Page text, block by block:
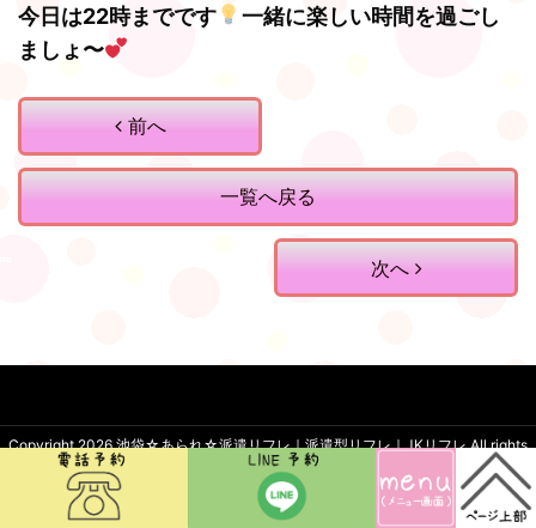
今日は22時までです
一緒に楽しい時間を過ごし
ましょ〜
前へ
一覧へ戻る
次へ
Copyright 2026池袋☆あられ☆派遣リフレ｜派遣型リフレ｜JKリフレ.All rights
reserved